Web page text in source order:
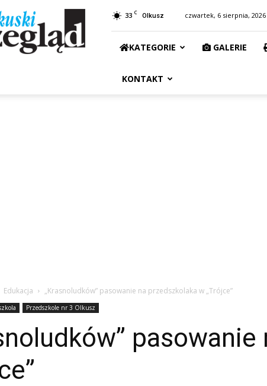
33 C Olkusz czwartek, 6 sierpnia, 2026
KATEGORIE GALERIE
KONTAKT
Edukacja „Krasnoludków” pasowanie na przedszkolaka w „Trójce”
Przedszkole nr 3 Olkusz